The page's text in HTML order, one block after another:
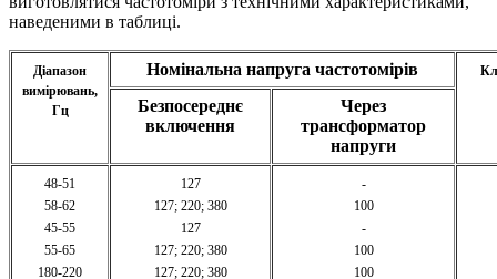
наведеними в таблиці.
Діапазон
вимірювань,
Гц
Номінальна напруга частотомірів
Безпосереднє
включення
Через
трансформатор
напруги
48-51
58-62
45-55
55-65
180-220
127
127; 220; 380
127
127; 220; 380
127; 220; 380
-
100
-
100
100